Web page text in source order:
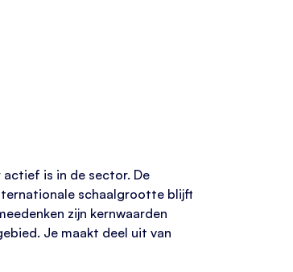
is in de sector. De
schaalgrootte blijft
zijn kernwaarden
Je maakt deel uit van